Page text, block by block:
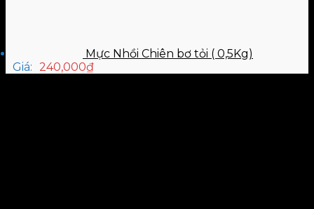
Mực Nhồi Chiên bơ tỏi ( 0,5Kg)
Giá: 240,000₫